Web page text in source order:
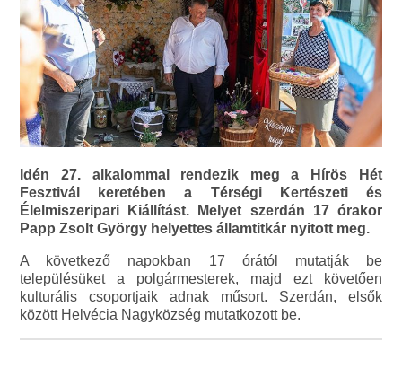
Idén 27. alkalommal rendezik meg a Hírös Hét
Fesztivál keretében a Térségi Kertészeti és
Élelmiszeripari Kiállítást. Melyet szerdán 17 órakor
Papp Zsolt György helyettes államtitkár nyitott meg.
A következő napokban 17 órától mutatják be
településüket a polgármesterek, majd ezt követően
kulturális csoportjaik adnak műsort. Szerdán, elsők
között Helvécia Nagyközség mutatkozott be.